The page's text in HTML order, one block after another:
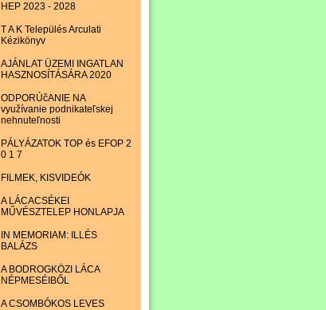
HEP 2023 - 2028
T A K Település Arculati
Kézikönyv
AJÁNLAT ÜZEMI INGATLAN
HASZNOSÍTÁSÁRA 2020
ODPORÚčANIE NA
využívanie podnikateľskej
nehnuteľnosti
PÁLYÁZATOK TOP és EFOP 2
0 1 7
FILMEK, KISVIDEÓK
A LÁCACSÉKEI
MŰVÉSZTELEP HONLAPJA
IN MEMORIAM: ILLÉS
BALÁZS
A BODROGKÖZI LÁCA
NÉPMESÉIBŐL
A CSOMBÓKOS LEVES